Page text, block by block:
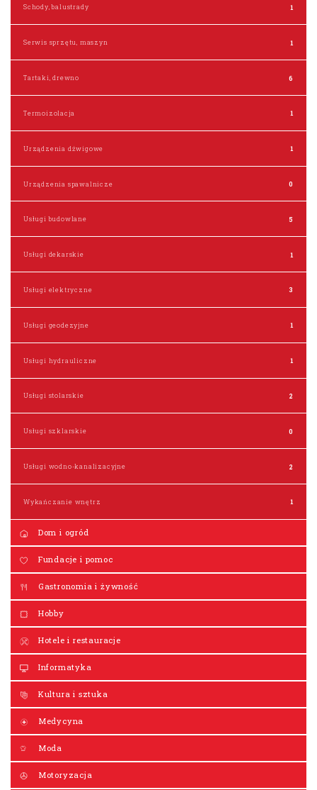
Schody, balustrady 1
Serwis sprzętu, maszyn 1
Tartaki, drewno 6
Termoizolacja 1
Urządzenia dźwigowe 1
Urządzenia spawalnicze 0
Usługi budowlane 5
Usługi dekarskie 1
Usługi elektryczne 3
Usługi geodezyjne 1
Usługi hydrauliczne 1
Usługi stolarskie 2
Usługi szklarskie 0
Usługi wodno-kanalizacyjne 2
Wykańczanie wnętrz 1
Dom i ogród
Fundacje i pomoc
Gastronomia i żywność
Hobby
Hotele i restauracje
Informatyka
Kultura i sztuka
Medycyna
Moda
Motoryzacja